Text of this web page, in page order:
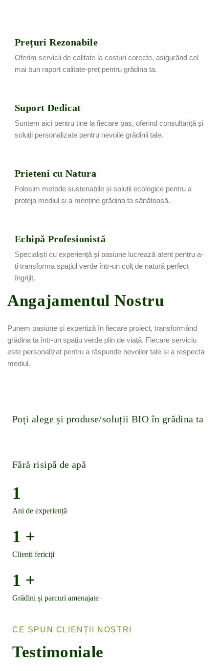
Prețuri Rezonabile
Oferim servicii de calitate la costuri corecte, asigurând cel
mai bun raport calitate-preț pentru grădina ta.
Suport Dedicat
Suntem aici pentru tine la fiecare pas, oferind consultanță și
soluții personalizate pentru nevoile grădinii tale.
Prieteni cu Natura
Folosim metode sustenabile și soluții ecologice pentru a
proteja mediul și a menține grădina ta sănătoasă.
Echipă Profesionistă
Specialiști cu experiență și pasiune lucrează atent pentru a-
ți transforma spațiul verde într-un colț de natură perfect
îngrijit.
Angajamentul Nostru
Punem pasiune și expertiză în fiecare proiect, transformând
grădina ta într-un spațiu verde plin de viață. Fiecare serviciu
este personalizat pentru a răspunde nevoilor tale și a respecta
mediul.
Poți alege și produse/soluții BIO în grădina ta
Fără risipă de apă
1
Ani de experiență
1 +
Clienți fericiți
1 +
Grădini și parcuri amenajate
CE SPUN CLIENȚII NOȘTRI
Testimoniale